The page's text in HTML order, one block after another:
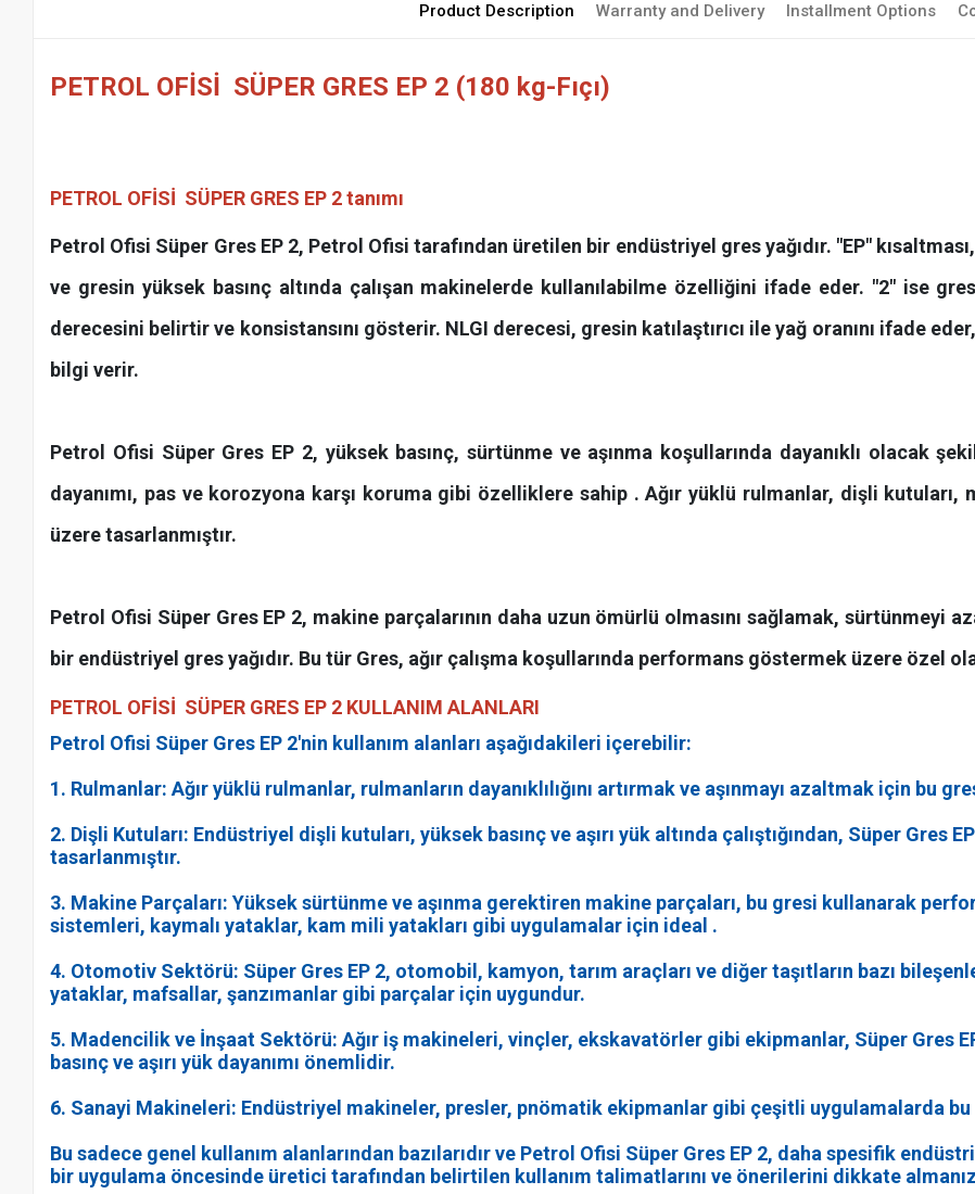
Product Description Warranty and Delivery Installment Options
PETROL OFİSİ SÜPER GRES EP 2 (180 kg-Fıçı)
PETROL OFİSİ SÜPER GRES EP 2tanımı
Petrol Ofisi Süper Gres EP 2, Petrol Ofisi tarafından üretilen bir endüstriyel gres yağıdır. "EP"
ve gresin yüksek basınç altında çalışan makinelerde kullanılabilme özelliğini ifade eder. "2" ise
derecesini belirtir ve konsistansını gösterir. NLGI derecesi, gresin katılaştırıcı ile yağ oranını ifade
bilgi verir.
Petrol Ofisi Süper Gres EP 2, yüksek basınç, sürtünme ve aşınma koşullarında dayanıklı olacak
dayanımı, pas ve korozyona karşı koruma gibi özelliklere sahip . Ağır yüklü rulmanlar, dişli
üzere tasarlanmıştır.
Petrol Ofisi Süper Gres EP 2, makine parçalarının daha uzun ömürlü olmasını sağlamak, sürtünmeyi
bir endüstriyel gres yağıdır. Bu tür Gres, ağır çalışma koşullarında performans göstermek üzere özel
PETROL OFİSİ SÜPER GRES EP 2 KULLANIM ALANLARI
Petrol Ofisi Süper Gres EP 2'nin kullanım alanları aşağıdakileri içerebilir:
1. Rulmanlar: Ağır yüklü rulmanlar, rulmanların dayanıklılığını artırmak ve aşınmayı azaltmak için bu
2. Dişli Kutuları: Endüstriyel dişli kutuları, yüksek basınç ve aşırı yük altında çalıştığından, Süper Gres
tasarlanmıştır.
3. Makine Parçaları: Yüksek sürtünme ve aşınma gerektiren makine parçaları, bu gresi kullanarak
sistemleri, kaymalı yataklar, kam mili yatakları gibi uygulamalar için ideal .
4. Otomotiv Sektörü: Süper Gres EP 2, otomobil, kamyon, tarım araçları ve diğer taşıtların bazı
yataklar, mafsallar, şanzımanlar gibi parçalar için uygundur.
5. Madencilik ve İnşaat Sektörü: Ağır iş makineleri, vinçler, ekskavatörler gibi ekipmanlar, Süper Gres
basınç ve aşırı yük dayanımı önemlidir.
6. Sanayi Makineleri: Endüstriyel makineler, presler, pnömatik ekipmanlar gibi çeşitli uygulamalarda bu
Bu sadece genel kullanım alanlarından bazılarıdır ve Petrol Ofisi Süper Gres EP 2, daha spesifik
bir uygulama öncesinde üretici tarafından belirtilen kullanım talimatlarını ve önerilerini dikkate